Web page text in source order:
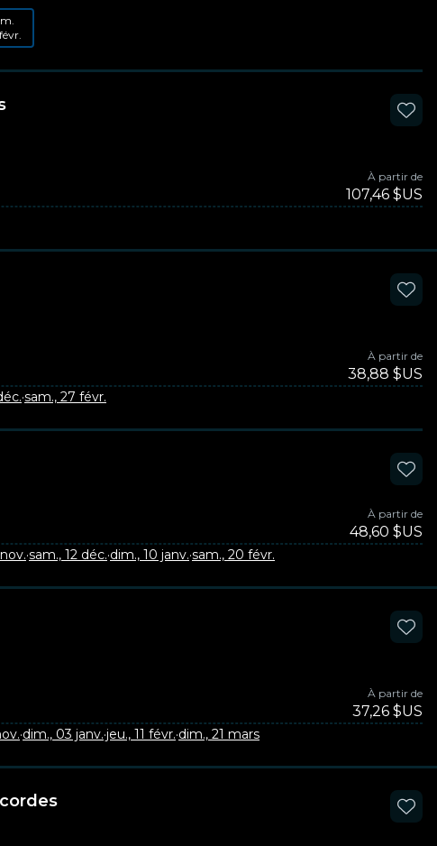
À partir de
107,46 $US
À partir de
38,88 $US
·sam., 27 févr.
À partir de
48,60 $US
·sam., 12 déc.·dim., 10 janv.·sam., 20 févr.
À partir de
37,26 $US
·dim., 03 janv.·jeu., 11 févr.·dim., 21 mars